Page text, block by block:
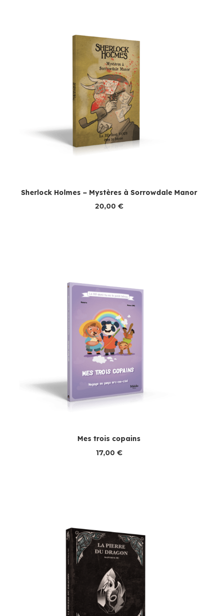
Sherlock Holmes – Mystères à Sorrowdale Manor
20,00 €
Mes trois copains
17,00 €